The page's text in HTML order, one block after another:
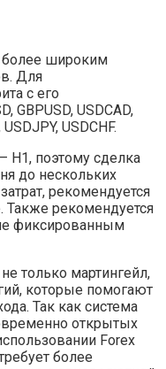
более широким
Для
с его
GBPUSD, USDCAD,
USDJPY, USDCHF.
H1, поэтому сделка
до нескольких
рекомендуется
Также рекомендуется
фиксированным
только мартингейл,
которые помогают
Так как система
открытых
Forex
более